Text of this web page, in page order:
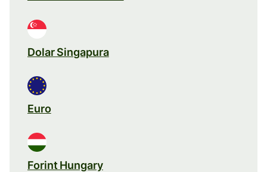
Dolar Singapura
Euro
Forint Hungary